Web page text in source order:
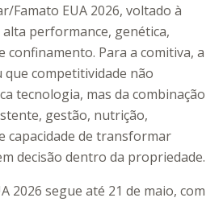
Famato EUA 2026, voltado à
performance, genética,
confinamento. Para a comitiva, a
competitividade não
tecnologia, mas da combinação
gestão, nutrição,
capacidade de transformar
decisão dentro da propriedade.
2026 segue até 21 de maio, com